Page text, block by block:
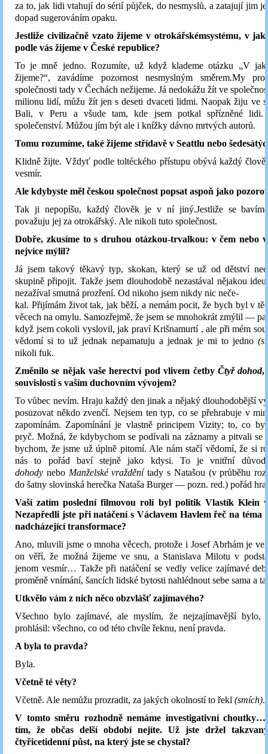
za to, jak lidi vtahují do sérií půjček, do nesmyslů, a zatajují jim
dopad sugerováním opaku.
Jestliže civilizačně vzato žijeme v otrokářskémsystému, v
podle vás žijeme v České republice?
To je mně jedno. Rozumíte, už když klademe otázku „V
žijeme?“, zavádíme pozornost nesmyslným směrem.My
společnosti tady v Čechách nežijeme. Já nedokážu žít ve
milionu lidí, můžu žít jen s deseti dvaceti lidmi. Naopak žiju ve
Bali, v Peru a všude tam, kde jsem potkal spřízněné
společenství. Můžou jím být ale i knížky dávno mrtvých autorů.
Tomu rozumíme, také žijeme střídavě v Seattlu nebo
Klidně žijte. Vždyť podle toltéckého přístupu obývá každý
vesmír.
Ale kdybyste měl českou společnost popsat aspoň jako
Tak ji nepopíšu, každý člověk je v ní jiný.Jestliže se
považuju jej za otrokářský. Ale nikoli tuto společnost.
Dobře, zkusíme to s druhou otázkou-trvalkou: v čem nebo
nejvíce mýlil?
Já jsem takový těkavý typ, skokan, který se už od dětství
skupině připojit. Takže jsem dlouhodobě nezastával nějakou
nezažíval smutná prozření. Od nikoho jsem nikdy nic neče-
kal. Přijímám život tak, jak běží, a nemám pocit, že bych byl v
věcech na omylu. Samozřejmě, že jsem se mnohokrát zmýlil —
když jsem cokoli vyslovil, jak praví Krišnamurtí , ale při mém
vědomí si to už jednak nepamatuju a jednak je mi to jedno
nikoli fuk.
Změnilo se nějak vaše herectví pod vlivem četby Čtyř dohod,
souvislosti s vaším duchovním vývojem?
To vůbec nevím. Hraju každý den jinak a nějaký dlouhodobější
posuzovat někdo zvenčí. Nejsem ten typ, co se přehrabuje v
zapomínám. Zapomínání je vlastně principem Vizity; to, co
pryč. Možná, že kdybychom se podívali na záznamy a pitvali se
bychom, že jsme už úplně pitomí. Ale nám stačí vědomí, že si
nás to pořád baví stejně jako kdysi. To je vnitřní
dohody nebo Manželské vražděnítady s Natašou (v průběhu
do šatny slovinská herečka Nataša Burger — pozn. red.) pořád
Vaší zatím poslední filmovou rolí byl politik Vlastík Klein
Nezapředli jste při natáčení s Václavem Havlem řeč na téma
nadcházející transformace?
Ano, mluvili jsme o mnoha věcech, protože i Josef Abrhám je
on věří, že možná žijeme ve snu, a Stanislava Milotu v
jenom vesmír… Takže při natáčení se vedly velice zajímavé
proměně vnímání, šancích lidské bytosti nahlédnout sebe sama a
Utkvělo vám z nich něco obzvlášť zajímavého?
Všechno bylo zajímavé, ale myslím, že nejzajímavější bylo,
prohlásil: všechno, co od této chvíle řeknu, není pravda.
A byla to pravda?
Byla.
Včetně té věty?
Včetně. Ale nemůžu prozradit, za jakých okolností to řekl (smích).
V tomto směru rozhodně nemáme investigativní choutky…
tím, že občas delší období nejíte. Už jste držel
čtyřicetidenní půst, na který jste se chystal?